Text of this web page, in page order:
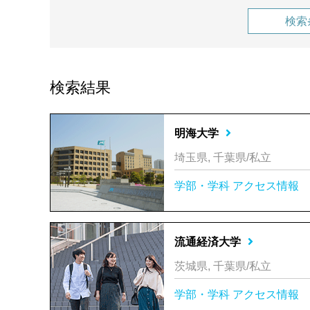
検索
検索結果
明海大学
埼玉県, 千葉県/私立
学部・学科 アクセス情報
流通経済大学
茨城県, 千葉県/私立
学部・学科 アクセス情報